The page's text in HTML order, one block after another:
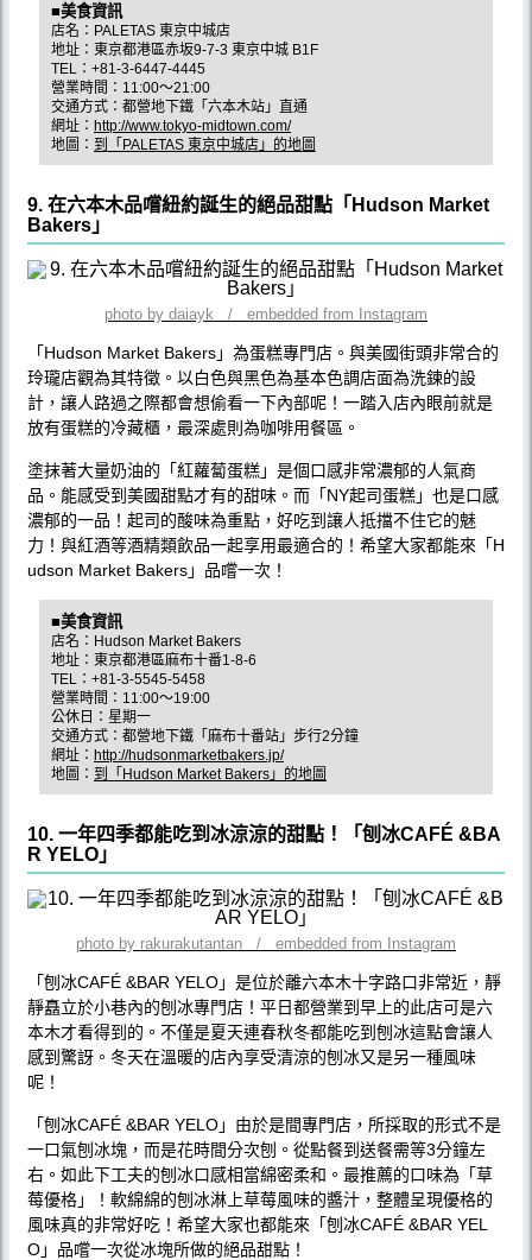
■美食資訊
店名：PALETAS 東京中城店
地址：東京都港區赤坂9-7-3 東京中城 B1F
TEL：+81-3-6447-4445
營業時間：11:00〜21:00
交通方式：都營地下鐵「六本木站」直通
網址： http://www.tokyo-midtown.com/
地圖： 到「PALETAS 東京中城店」的地圖
9. 在六本木品嚐紐約誕生的絕品甜點「Hudson Market
Bakers」
photo by daiayk / embedded from Instagram
「Hudson Market Bakers」為蛋糕專門店。與美國街頭非常合的
玲瓏店觀為其特徵。以白色與黑色為基本色調店面為洗鍊的設
計，讓人路過之際都會想偷看一下內部呢！一踏入店內眼前就是
放有蛋糕的冷藏櫃，最深處則為咖啡用餐區。
塗抹著大量奶油的「紅蘿蔔蛋糕」是個口感非常濃郁的人氣商
品。能感受到美國甜點才有的甜味。而「NY起司蛋糕」也是口感
濃郁的一品！起司的酸味為重點，好吃到讓人抵擋不住它的魅
力！與紅酒等酒精類飲品一起享用最適合的！希望大家都能來「H
udson Market Bakers」品嚐一次！
■美食資訊
店名：Hudson Market Bakers
地址：東京都港區麻布十番1-8-6
TEL：+81-3-5545-5458
營業時間：11:00〜19:00
公休日：星期一
交通方式：都營地下鐵「麻布十番站」步行2分鐘
網址： http://hudsonmarketbakers.jp/
地圖： 到「Hudson Market Bakers」的地圖
10. 一年四季都能吃到冰涼涼的甜點！「刨冰CAFÉ &BA
R YELO」
photo by rakurakutantan / embedded from Instagram
「刨冰CAFÉ &BAR YELO」是位於離六本木十字路口非常近，靜
靜矗立於小巷內的刨冰專門店！平日都營業到早上的此店可是六
本木才看得到的。不僅是夏天連春秋冬都能吃到刨冰這點會讓人
感到驚訝。冬天在溫暖的店內享受清涼的刨冰又是另一種風味
呢！
「刨冰CAFÉ &BAR YELO」由於是間專門店，所採取的形式不是
一口氣刨冰塊，而是花時間分次刨。從點餐到送餐需等3分鐘左
右。如此下工夫的刨冰口感相當綿密柔和。最推薦的口味為「草
莓優格」！軟綿綿的刨冰淋上草莓風味的醬汁，整體呈現優格的
風味真的非常好吃！希望大家也都能來「刨冰CAFÉ &BAR YEL
O」品嚐一次從冰塊所做的絕品甜點！